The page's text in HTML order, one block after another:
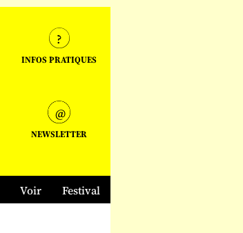
INFOS PRATIQUES
NEWSLETTER
Voir Festival